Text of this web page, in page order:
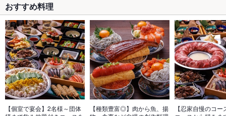
おすすめ料理
【個室で宴会】2名様～団体
【種類豊富◎】肉から魚、揚
【忍家自慢のコ